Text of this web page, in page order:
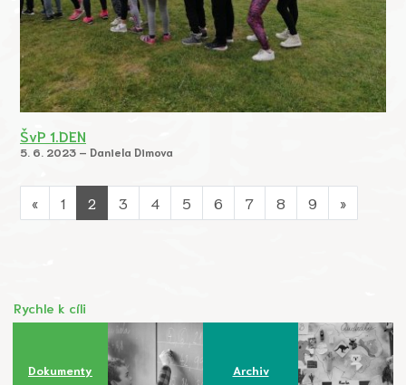
ŠvP 1.DEN
5. 6. 2023 – Daniela Dimova
« 1 2 3 4 5 6 7 8 9 »
Rychle k cíli
Dokumenty Archiv